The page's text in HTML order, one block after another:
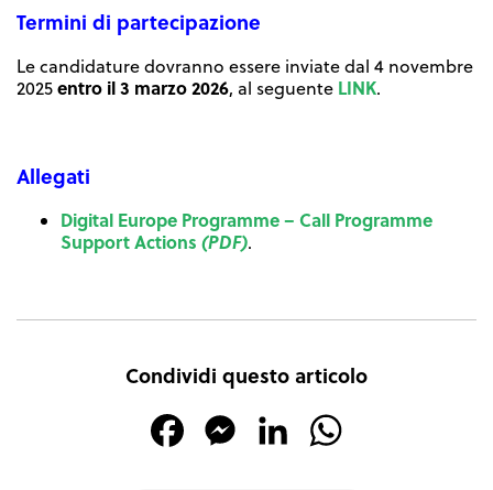
Termini di partecipazione
Le candidature dovranno essere inviate dal 4 novembre
2025entro il 3 marzo 2026, al seguente LINK.
Allegati
Digital Europe Programme – Call Programme
Support Actions (PDF).
Condividi questo articolo
FacebookMessengerLinkedIn